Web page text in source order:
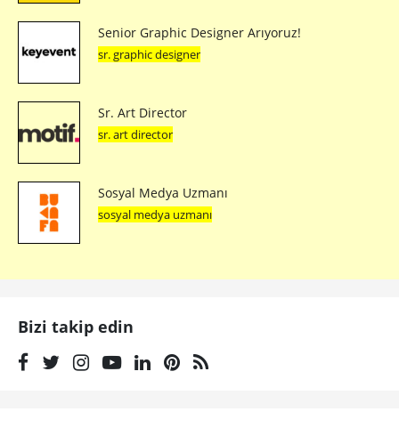
Senior Graphic Designer Arıyoruz!
sr. graphic designer
Sr. Art Director
sr. art director
Sosyal Medya Uzmanı
sosyal medya uzmanı
Bizi takip edin